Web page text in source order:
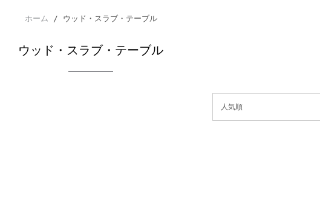
ホーム / ウッド・スラブ・テーブル
ウッド・スラブ・テーブル